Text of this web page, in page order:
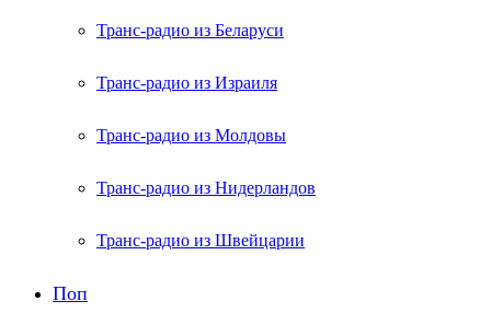
Транс-радио из Беларуси
Транс-радио из Израиля
Транс-радио из Молдовы
Транс-радио из Нидерландов
Транс-радио из Швейцарии
Поп